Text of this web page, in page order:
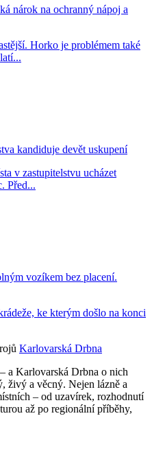
nárok na ochranný nápoj a
Horko je problémem také
kandiduje devět uskupení
v zastupitelstvu ucházet
Před...
vozíkem bez placení.
ke kterým došlo na konci
Karlovarská Drbna
a Karlovarská Drbna o nich
živý a věcný. Nejen lázně a
– od uzavírek, rozhodnutí
až po regionální příběhy,